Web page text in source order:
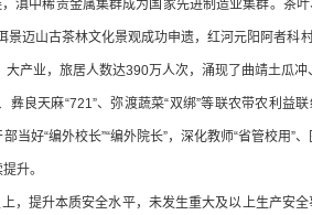
滇中稀贵金属集群成为国家先进制造业集群。茶
迈山古茶林文化景观成功申遗，红河元阳阿者科
产业，旅居人数达390万人次，涌现了曲靖土瓜冲
彝良天麻“721”、弥渡蔬菜“双绑”等联农带农利
好“编外校长”“编外院长”，深化教师“省管校用
升。
，提升本质安全水平，未发生重大及以上生产安